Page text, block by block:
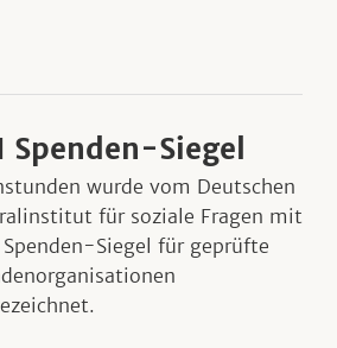
Spenden-Siegel
wurde vom Deutschen
für soziale Fragen mit
Siegel für geprüfte